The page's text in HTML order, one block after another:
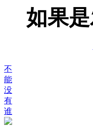
不
能
没
有
谁
如果